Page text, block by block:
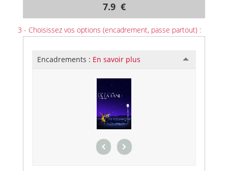
7.9 €
3 - Choisissez vos options (encadrement, passe partout) :
Encadrements : En savoir plus